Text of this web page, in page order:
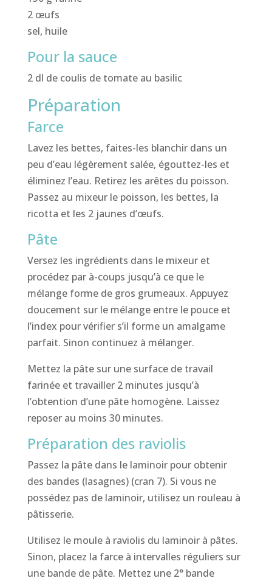
2 œufs
sel, huile
Pour la sauce
2 dl de coulis de tomate au basilic
Préparation
Farce
Lavez les bettes, faites-les blanchir dans un
peu d’eau légèrement salée, égouttez-les et
éliminez l’eau. Retirez les arêtes du poisson.
Passez au mixeur le poisson, les bettes, la
ricotta et les 2 jaunes d’œufs.
Pâte
Versez les ingrédients dans le mixeur et
procédez par à-coups jusqu’à ce que le
mélange forme de gros grumeaux. Appuyez
doucement sur le mélange entre le pouce et
l’index pour vérifier s’il forme un amalgame
parfait. Sinon continuez à mélanger.
Mettez la pâte sur une surface de travail
farinée et travailler 2 minutes jusqu’à
l’obtention d’une pâte homogène. Laissez
reposer au moins 30 minutes.
Préparation des raviolis
Passez la pâte dans le laminoir pour obtenir
des bandes (lasagnes) (cran 7). Si vous ne
possédez pas de laminoir, utilisez un rouleau à
pâtisserie.
Utilisez le moule à raviolis du laminoir à pâtes.
Sinon, placez la farce à intervalles réguliers sur
une bande de pâte. Mettez une 2° bande